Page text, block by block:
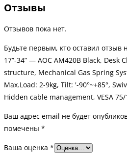
Отзывы
Отзывов пока нет.
Будьте первым, кто оставил отзыв
17”-34” — AOC AM420B Black,
structure, Mechanical Gas Spring
Max.Load: 2-9kg, Tilt: '-90°~+85°,
Hidden cable management, VESA 75/
Ваш адрес email не будет
помечены *
Ваша оценка *